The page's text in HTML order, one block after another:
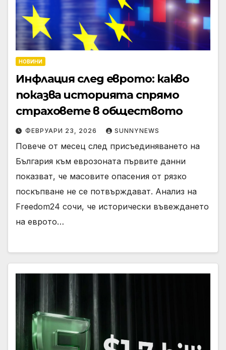
НОВИНИ
Инфлация след еврото: какво
показва историята спрямо
страховете в обществото
ФЕВРУАРИ 23, 2026 SUNNYNEWS
Повече от месец след присъединяването на
България към еврозоната първите данни
показват, че масовите опасения от рязко
поскъпване не се потвърждават. Анализ на
Freedom24 сочи, че исторически въвеждането
на еврото…